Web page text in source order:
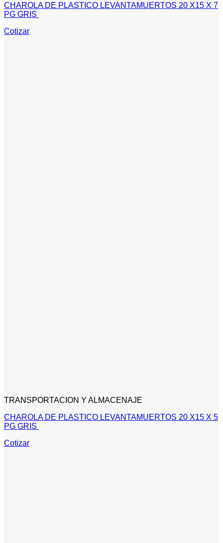
CHAROLA DE PLASTICO LEVANTAMUERTOS 20 X15 X 7
PG GRIS
Cotizar
TRANSPORTACION Y ALMACENAJE
CHAROLA DE PLASTICO LEVANTAMUERTOS 20 X15 X 5
PG GRIS
Cotizar